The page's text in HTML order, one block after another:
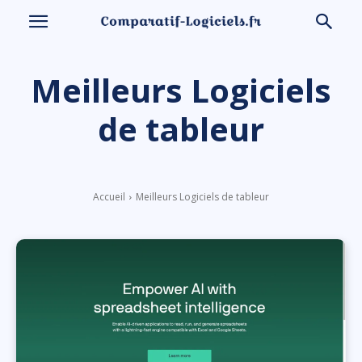
Meilleurs Logiciels
de tableur
Accueil Meilleurs Logiciels de tableur